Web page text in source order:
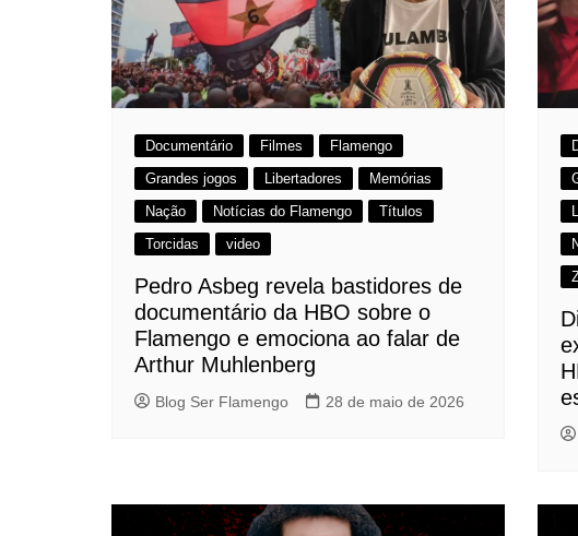
Documentário Filmes
Flamengo
Grandes jogos
Libertadores
Memórias
Nação
Notícias do Flamengo
Títulos
Torcidas
video
Pedro Asbeg revela bastidores de
documentário da HBO sobre o
Flamengo e emociona ao falar de
Arthur Muhlenberg
Blog Ser Flamengo 28 de maio de 2026